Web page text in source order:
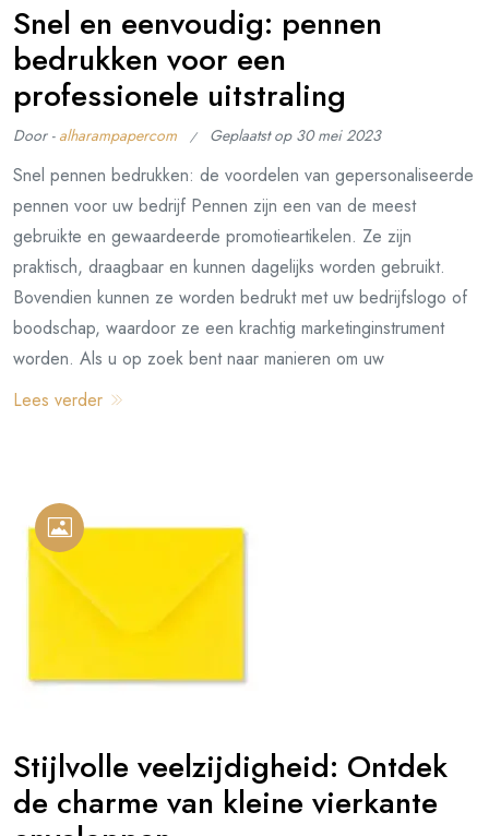
Snel en eenvoudig: pennen
bedrukken voor een
professionele uitstraling
Door - alharampapercom Geplaatst op 30 mei 2023
Snel pennen bedrukken: de voordelen van gepersonaliseerde
pennen voor uw bedrijf Pennen zijn een van de meest
gebruikte en gewaardeerde promotieartikelen. Ze zijn
praktisch, draagbaar en kunnen dagelijks worden gebruikt.
Bovendien kunnen ze worden bedrukt met uw bedrijfslogo of
boodschap, waardoor ze een krachtig marketinginstrument
worden. Als u op zoek bent naar manieren om uw
Lees verder
Stijlvolle veelzijdigheid: Ontdek
de charme van kleine vierkante